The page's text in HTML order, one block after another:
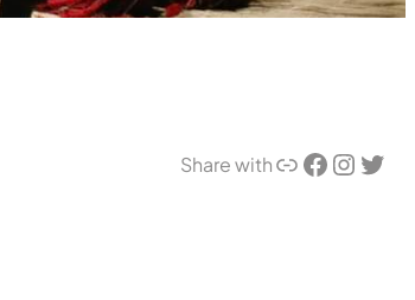
Share withリンクFacebook Instagram Twitter